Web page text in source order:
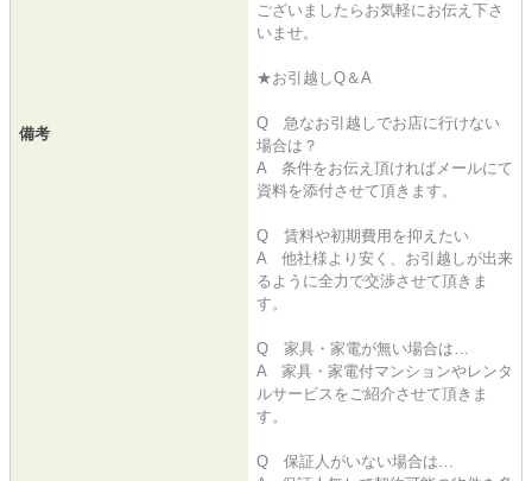
備考
ございましたらお気軽にお伝え下さ
いませ。
★お引越しQ＆A
Q 急なお引越しでお店に行けない
場合は？
A 条件をお伝え頂ければメールにて
資料を添付させて頂きます。
Q 賃料や初期費用を抑えたい
A 他社様より安く、お引越しが出来
るように全力で交渉させて頂きま
す。
Q 家具・家電が無い場合は…
A 家具・家電付マンションやレンタ
ルサービスをご紹介させて頂きま
す。
Q 保証人がいない場合は…